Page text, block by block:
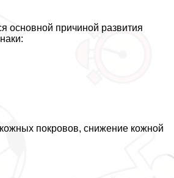
основной причиной развития
покровов, снижение кожной